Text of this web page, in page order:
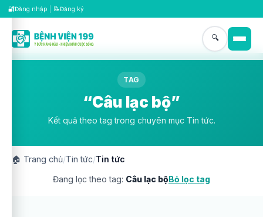
🔐Đăng nhập 📝Đăng ký
🔍
TAG
“Câu lạc bộ”
Kết quả theo tag trong chuyên mục Tin tức.
🏠 Trang chủ/Tin tức/Tin tức
Đang lọc theo tag: Câu lạc bộBỏ lọc tag